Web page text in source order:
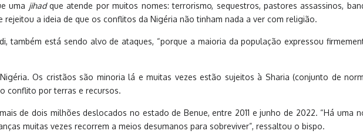
uma jihadque atende por muitos nomes: terrorismo, sequestros, pastores assassinos,
a ideia de que os conflitos da Nigéria não tinham nada a ver com religião.
também está sendo alvo de ataques, “porque a maioria da população expressou
Os cristãos são minoria lá e muitas vezes estão sujeitos à Sharia (conjunto de
conflito por terras e recursos.
de dois milhões deslocados no estado de Benue, entre 2011 e junho de 2022. “Há uma
muitas vezes recorrem a meios desumanos para sobreviver”, ressaltou o bispo.